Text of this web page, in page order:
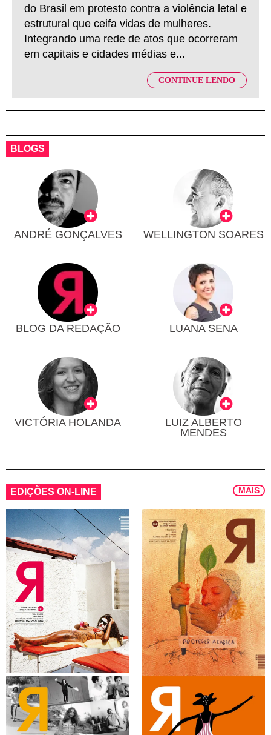
do Brasil em protesto contra a violência letal e
estrutural que ceifa vidas de mulheres.
Integrando uma rede de atos que ocorreram
em capitais e cidades médias e...
CONTINUE LENDO
BLOGS
ANDRÉ GONÇALVES WELLINGTON SOARES
BLOG DA REDAÇÃO LUANA SENA
VICTÓRIA HOLANDA
LUIZ ALBERTO
MENDES
EDIÇÕES ON-LINE MAIS